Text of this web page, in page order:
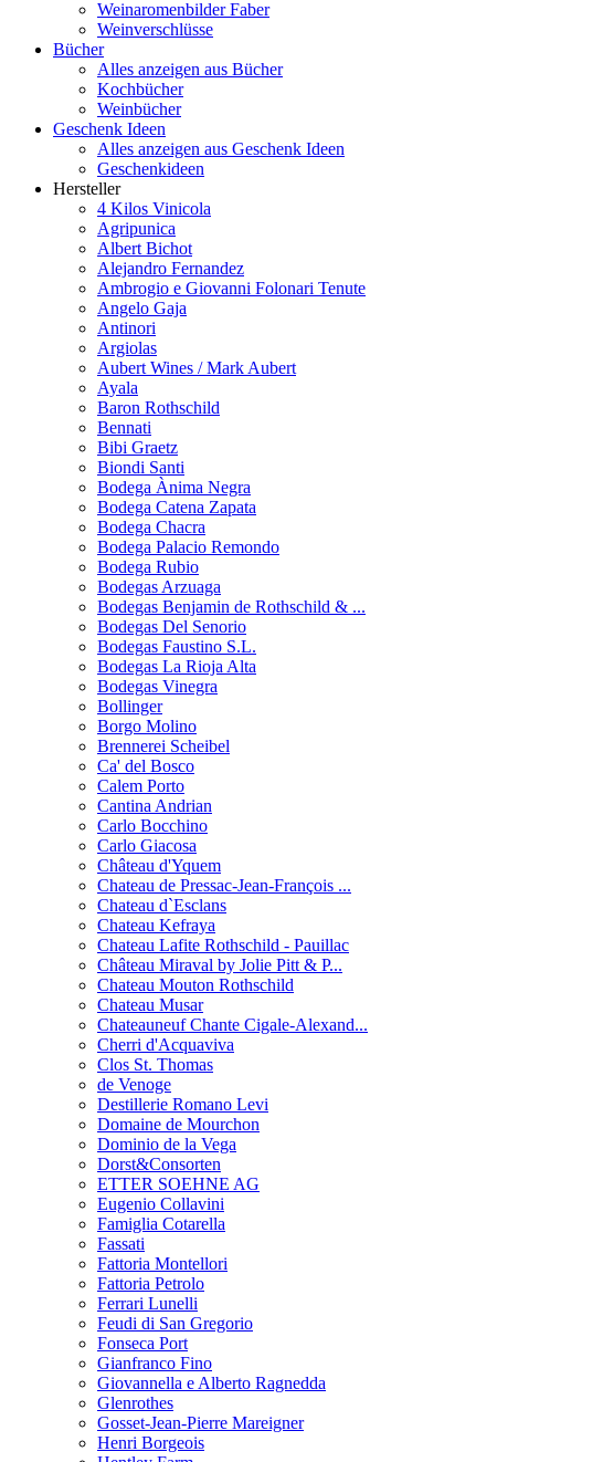
Weinaromenbilder Faber
Weinverschlüsse
Bücher
Alles anzeigen aus Bücher
Kochbücher
Weinbücher
Geschenk Ideen
Alles anzeigen aus Geschenk Ideen
Geschenkideen
Hersteller
4 Kilos Vinicola
Agripunica
Albert Bichot
Alejandro Fernandez
Ambrogio e Giovanni Folonari Tenute
Angelo Gaja
Antinori
Argiolas
Aubert Wines / Mark Aubert
Ayala
Baron Rothschild
Bennati
Bibi Graetz
Biondi Santi
Bodega Ànima Negra
Bodega Catena Zapata
Bodega Chacra
Bodega Palacio Remondo
Bodega Rubio
Bodegas Arzuaga
Bodegas Benjamin de Rothschild & ...
Bodegas Del Senorio
Bodegas Faustino S.L.
Bodegas La Rioja Alta
Bodegas Vinegra
Bollinger
Borgo Molino
Brennerei Scheibel
Ca' del Bosco
Calem Porto
Cantina Andrian
Carlo Bocchino
Carlo Giacosa
Château d'Yquem
Chateau de Pressac-Jean-François ...
Chateau d`Esclans
Chateau Kefraya
Chateau Lafite Rothschild - Pauillac
Château Miraval by Jolie Pitt & P...
Chateau Mouton Rothschild
Chateau Musar
Chateauneuf Chante Cigale-Alexand...
Cherri d'Acquaviva
Clos St. Thomas
de Venoge
Destillerie Romano Levi
Domaine de Mourchon
Dominio de la Vega
Dorst&Consorten
ETTER SOEHNE AG
Eugenio Collavini
Famiglia Cotarella
Fassati
Fattoria Montellori
Fattoria Petrolo
Ferrari Lunelli
Feudi di San Gregorio
Fonseca Port
Gianfranco Fino
Giovannella e Alberto Ragnedda
Glenrothes
Gosset-Jean-Pierre Mareigner
Henri Borgeois